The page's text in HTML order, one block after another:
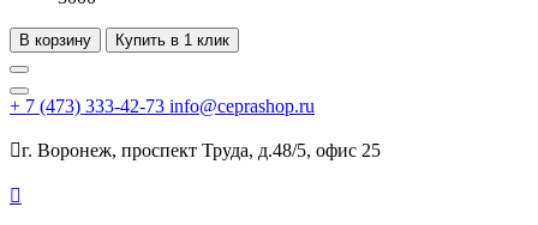
В корзину Купить в 1 клик
+ 7 (473) 333-42-73 info@ceprashop.ru
г. Воронеж, проспект Труда, д.48/5, офис 25
